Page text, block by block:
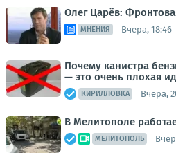
Олег Царёв:
МНЕНИЯ Вчера, 18:46
Почему канистра
— это очень плохая
КИРИЛЛОВКА Вчера,
В Мелитополе
МЕЛИТОПОЛЬ